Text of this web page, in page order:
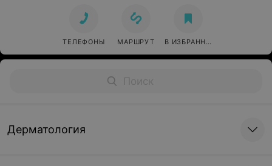
ТЕЛЕФОНЫ МАРШРУТ В ИЗБРАННОЕ
Дерматология